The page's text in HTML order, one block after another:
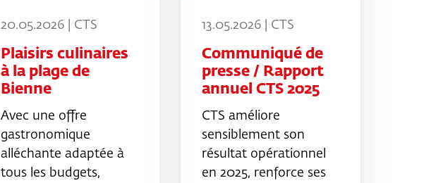
20.05.2026 | CTS
Plaisirs culinaires
à la plage de
Bienne
Avec une offre
gastronomique
alléchante adaptée à
tous les budgets,
13.05.2026 | CTS
Communiqué de
presse / Rapport
annuel CTS 2025
CTS améliore
sensiblement son
résultat opérationnel
en 2025, renforce ses